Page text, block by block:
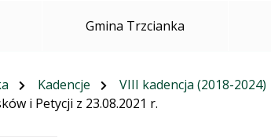
Gmina Trzcianka
Kadencje VIII kadencja (2018-2024)
i Petycji z 23.08.2021 r.